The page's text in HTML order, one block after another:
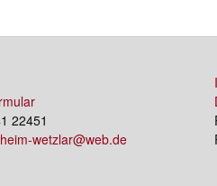
22451
wetzlar@web.de